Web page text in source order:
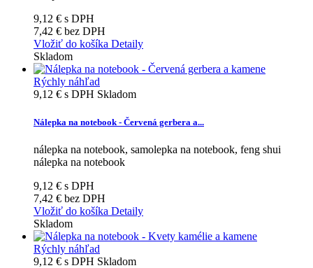
9,12 € s DPH
7,42 € bez DPH
Vložiť do košíka Detaily
Skladom
Rýchly náhľad
9,12 € s DPH Skladom
Nálepka na notebook - Červená gerbera a...
nálepka na notebook, samolepka na notebook, feng shui
nálepka na notebook
9,12 € s DPH
7,42 € bez DPH
Vložiť do košíka Detaily
Skladom
Rýchly náhľad
9,12 € s DPH Skladom